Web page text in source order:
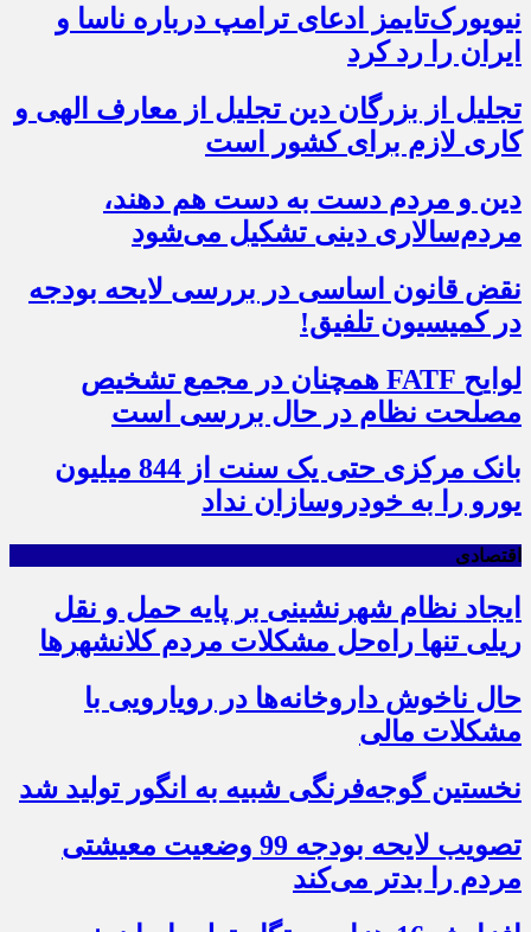
نیویورک‌تایمز ادعای ترامپ درباره ناسا و
ایران را رد کرد
تجلیل از بزرگان دین تجلیل از معارف الهی و
کاری لازم برای کشور است
دین و مردم دست به‌ دست هم دهند،
مردم‌سالاری دینی تشکیل می‌شود
نقض قانون اساسی در بررسی لایحه بودجه
در کمیسیون تلفیق!
لوایح FATF همچنان در مجمع تشخیص
مصلحت نظام در حال بررسی است
بانک مرکزی حتی یک سنت از 844 میلیون
یورو را به خودروسازان نداد
اقتصادی
ایجاد نظام شهرنشینی بر پایه حمل و نقل
ریلی تنها راه‌حل مشکلات مردم کلانشهرها
حال ناخوش داروخانه‌ها در رویارویی با
مشکلات مالی
نخستین گوجه‌فرنگی شبیه به انگور تولید شد
تصویب لایحه بودجه 99 وضعیت معیشتی
مردم را بدتر می‌کند